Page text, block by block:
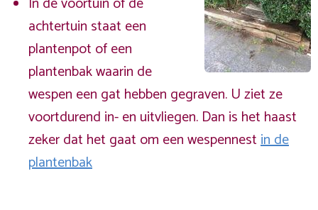
achtertuin staat een
plantenpot of een
plantenbak waarin de
wespen een gat hebben gegraven. U ziet ze
voortdurend in- en uitvliegen. Dan is het haast
zeker dat het gaat om een wespennestin de
plantenbak